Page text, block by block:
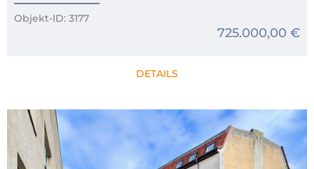
Objekt-ID: 3177
725.000,00 €
DETAILS